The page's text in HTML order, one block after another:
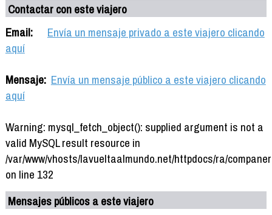
Contactar con este viajero
Email:
Envía un mensaje privado a este viajero clicando
aquí
Mensaje: Envía un mensaje público a este viajero clicando
aquí
Warning: mysql_fetch_object(): supplied argument is not a
valid MySQL result resource in
/var/www/vhosts/lavueltaalmundo.net/httpdocs/ra/
on line 132
Mensajes públicos a este viajero